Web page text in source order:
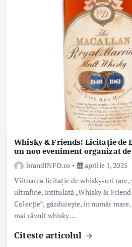
Whisky & Friends: Licitație de
un nou eveniment organizat
brandINFO.ro
aprilie 1, 2025
Viitoarea licitație de whisky-uri rare,
ultrafine, intitulată „Whisky &
Colecție”, găzduiește, în număr
mai râvnit whisky…
Citeste articolul